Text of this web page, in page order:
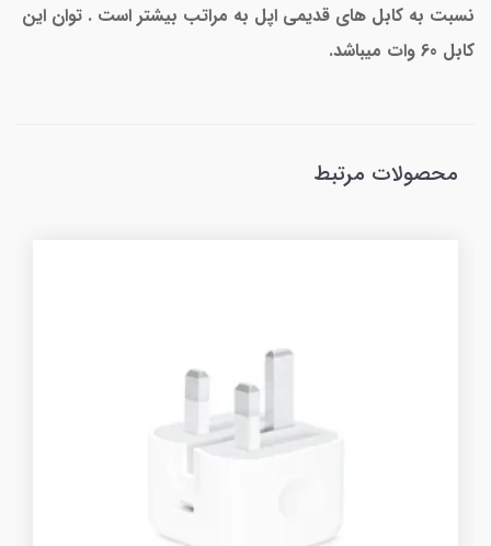
نسبت به کابل های قدیمی اپل به مراتب بیشتر است . توان این
کابل 60 وات میباشد.
محصولات مرتبط